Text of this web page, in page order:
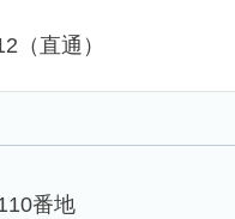
（直通）
番地